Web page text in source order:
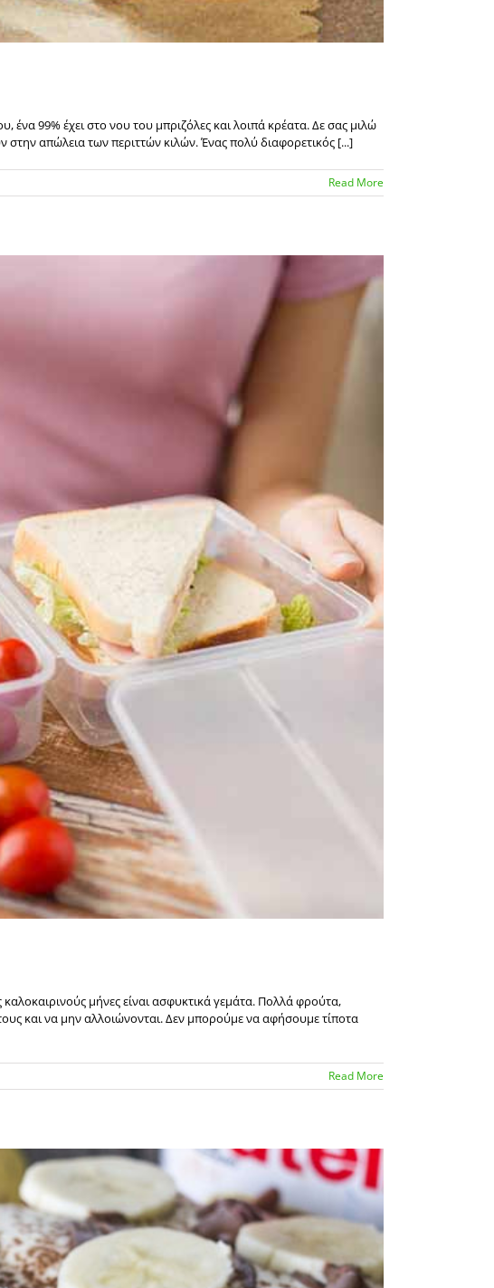
99% έχει στο νου του μπριζόλες και λοιπά κρέατα. Δε σας μιλώ
στην απώλεια των περιττών κιλών. Ένας πολύ διαφορετικός [...]
Read More
μήνες είναι ασφυκτικά γεμάτα. Πολλά φρούτα,
και να μην αλλοιώνονται. Δεν μπορούμε να αφήσουμε τίποτα
Read More